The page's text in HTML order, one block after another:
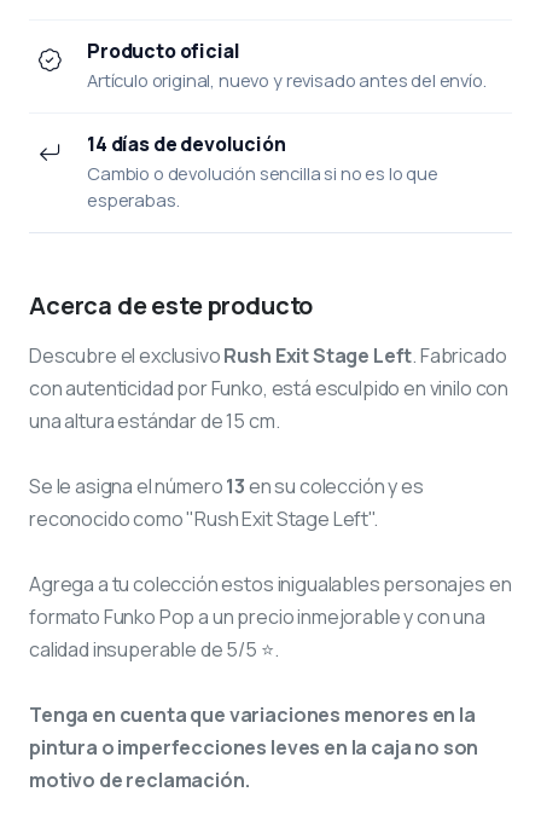
Producto oficial
Artículo original, nuevo y revisado antes del envío.
14 días de devolución
Cambio o devolución sencilla si no es lo que
esperabas.
Acerca de este producto
Descubre el exclusivoRush Exit Stage Left. Fabricado
con autenticidad por Funko, está esculpido en vinilo con
una altura estándar de 15 cm.
Se le asigna el número13en su colección y es
reconocido como "Rush Exit Stage Left".
Agrega a tu colección estos inigualables personajes en
formato Funko Pop a un precio inmejorable y con una
calidad insuperable de 5/5 ⭐.
Tenga en cuenta que variaciones menores en la
pintura o imperfecciones leves en la caja no son
motivo de reclamación.